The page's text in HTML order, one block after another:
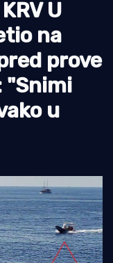
U
na
prove
"Snimi
u